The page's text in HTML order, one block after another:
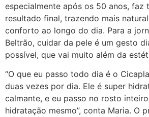
especialmente após os 50 anos, faz
resultado final, trazendo mais
conforto ao longo do dia. Para a
Beltrão, cuidar da pele é um gesto
possível, que vai muito além da
“O que eu passo todo dia é o
duas vezes por dia. Ele é super
calmante, e eu passo no rosto
hidratação mesmo”, conta Maria. O